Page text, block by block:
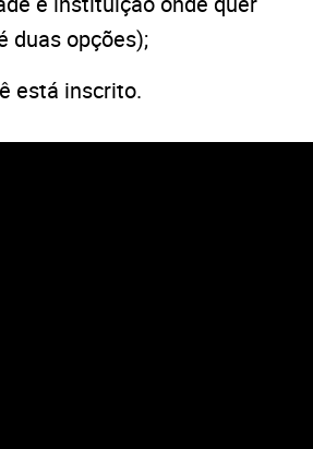
duas opções);
está inscrito.